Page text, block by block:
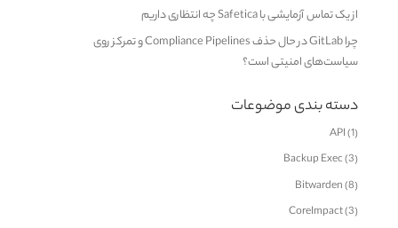
از یک تماس آزمایشی با Safetica چه انتظاری داریم
چرا GitLab در حال حذف Compliance Pipelines و تمرکز روی
سیاست‌های امنیتی است؟
دسته بندی موضوعات
API(1)
Backup Exec(3)
Bitwarden(8)
CoreImpact(3)